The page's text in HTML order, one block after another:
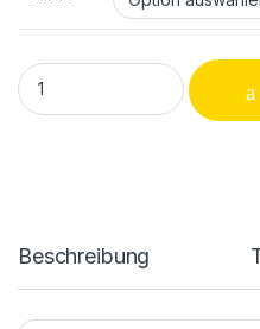
Samsung Galaxy A7 2015
Beschreibung